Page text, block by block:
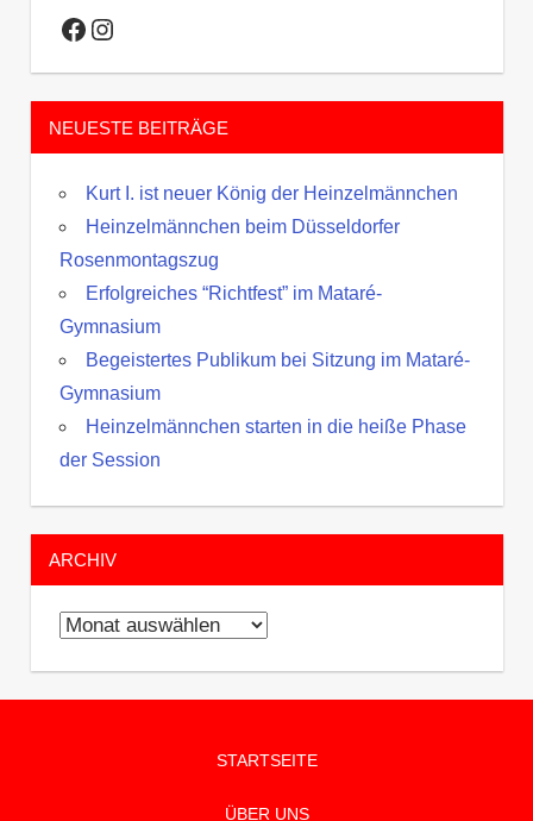
Facebook
Instagram
NEUESTE BEITRÄGE
Kurt I. ist neuer König der Heinzelmännchen
Heinzelmännchen beim Düsseldorfer
Rosenmontagszug
Erfolgreiches “Richtfest” im Mataré-
Gymnasium
Begeistertes Publikum bei Sitzung im Mataré-
Gymnasium
Heinzelmännchen starten in die heiße Phase
der Session
ARCHIV
Archiv
STARTSEITE
ÜBER UNS